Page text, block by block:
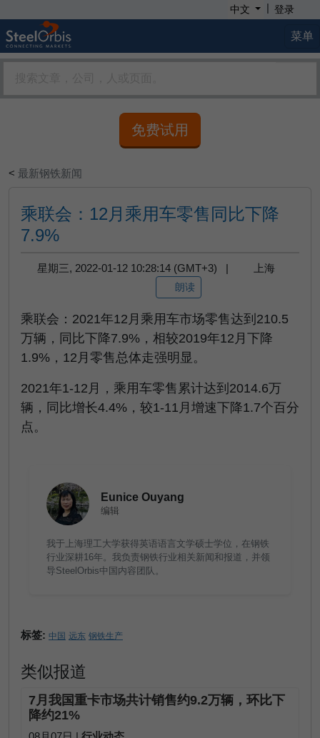
中文 | 登录
菜单
免费试用
< 最新钢铁新闻
乘联会：12月乘用车零售同比下降
7.9%
星期三, 2022-01-12 10:28:14 (GMT+3) | 上海
朗读
乘联会：2021年12月乘用车市场零售达到210.5
万辆，同比下降7.9%，相较2019年12月下降
1.9%，12月零售总体走强明显。
2021年1-12月，乘用车零售累计达到2014.6万
辆，同比增长4.4%，较1-11月增速下降1.7个百分
点。
Eunice Ouyang
编辑
我于上海理工大学获得英语语言文学硕士学位，在钢铁
行业深耕16年。我负责钢铁行业相关新闻和报道，并领
导SteelOrbis中国内容团队。
标签: 中国 远东 钢铁生产
类似报道
7月我国重卡市场共计销售约9.2万辆，环比下
降约21%